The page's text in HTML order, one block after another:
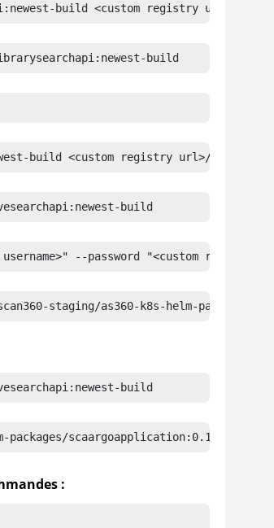
build <custom registry url>/
build
build <custom registry url>/
build
--password "<custom registry
staging/as360-k8s-helm-packages/
build
scaargoapplication:0.1.1
: